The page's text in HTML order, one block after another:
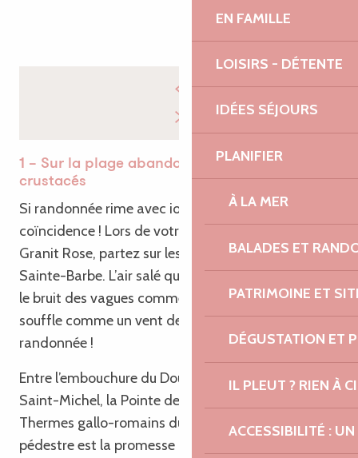
EN FAMILLE
LOISIRS - DÉTENTE
IDÉES SÉJOURS
PLANIFIER
À LA MER
BALADES ET
PATRIMOINE ET
DÉGUSTATION ET
IL PLEUT ? RIEN À
ACCESSIBILITÉ :
1 – Sur la plage abandonnée, randonnée &
crustacés
Si randonnée rime avec iodé, c’est loin d’être une
coïncidence ! Lors de votre séjour sur la Côte de
Granit Rose, partez sur les sentiers de la boucle de
Sainte-Barbe. L’air salé qui chatouille vos narines et
le bruit des vagues comme murmure de fond, il
souffle comme un vent de liberté pendant cette
randonnée !
Entre l’embouchure du Douron et les grèves de
Saint-Michel, la Pointe de Beg Douar et les
Thermes gallo-romains du Hogolo, cette balade
pédestre est la promesse de nouveaux paysages à